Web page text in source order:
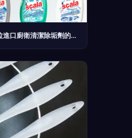
意大利純凈之選 Scala斯卡拉進口廚衛清潔除垢劑的工業美學與日常守護